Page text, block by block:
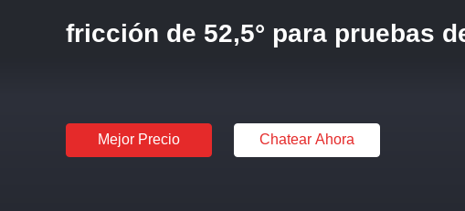
fricción de 52,5° para pruebas
Mejor Precio Chatear Ahora